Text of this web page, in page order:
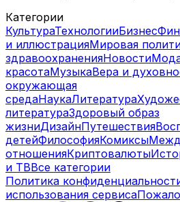
Категории
КультураТехнологииБизнес
и иллюстрацияМировая
здравоохраненияНовости
красотаМузыкаВера и
окружающая
средаНаукаЛитература
литератураЗдоровый образ
жизниДизайнПутешествия
детейФилософияКомиксы
отношенияКриптовалюты
и ТВВсе категории
Политика
использования сервиса